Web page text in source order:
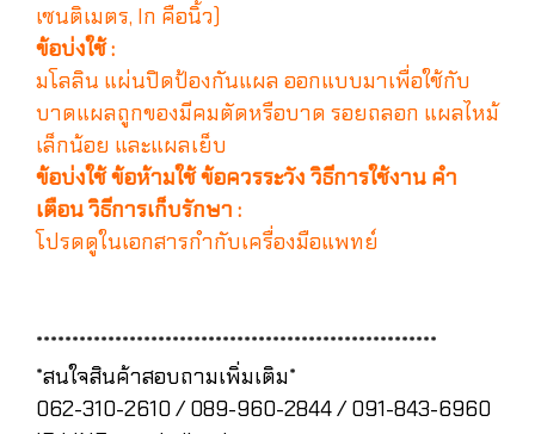
เซนติเมตร, Iก คือนิ้ว)
ข้อบ่งใช้ :
มโลลิน แผ่นปิดป้องกันแผล ออกแบบมาเพื่อใช้กับ
บาดแผลถูกของมีคมตัดหรือบาด รอยถลอก แผลไหม้
เล็กน้อย และแผลเย็บ
ข้อบ่งใช้ ข้อห้ามใช้ ข้อควรระวัง วิธีการใช้งาน คำ
เตือน วิธีการเก็บรักษา :
โปรดดูในเอกสารกำกับเครื่องมือแพทย์
********************************************************
*สนใจสินค้าสอบถามเพิ่มเติม*
062-310-2610 / 089-960-2844 / 091-843-6960